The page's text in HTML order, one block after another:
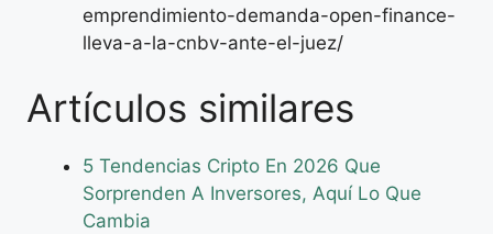
emprendimiento-demanda-open-finance-
lleva-a-la-cnbv-ante-el-juez/
Artículos similares
5 Tendencias Cripto En 2026 Que
Sorprenden A Inversores, Aquí Lo Que
Cambia